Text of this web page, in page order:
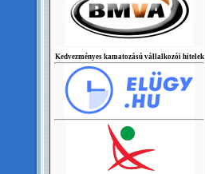
Kedvezményes kamatozású vállalkozói hitelek